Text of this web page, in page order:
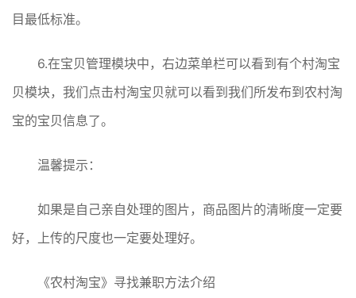
目最低标准。
6.在宝贝管理模块中，右边菜单栏可以看到有个村淘宝
贝模块，我们点击村淘宝贝就可以看到我们所发布到农村淘
宝的宝贝信息了。
温馨提示：
如果是自己亲自处理的图片，商品图片的清晰度一定要
好，上传的尺度也一定要处理好。
《农村淘宝》寻找兼职方法介绍